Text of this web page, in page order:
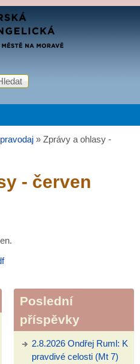
obsahu
» Zprávy a ohlasy -
- červen
Poslední
příspěvky
2.8.2026 Ondřej Ruml: K
pravdivé celosti (Mt 7)